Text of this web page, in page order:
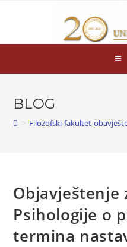
BLOG
> Filozofski-fakultet-
Objavještenje
Psihologije o
termina